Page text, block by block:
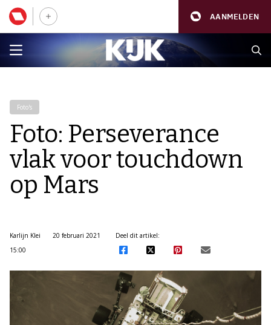
AANMELDEN
Foto's
Foto: Perseverance
vlak voor touchdown
op Mars
Karlijn Klei
20 februari 2021
15:00
Deel dit artikel: